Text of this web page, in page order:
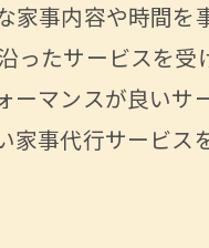
事内容や時間を
ったサービスを受
ーマンスが良いサ
家事代行サービス